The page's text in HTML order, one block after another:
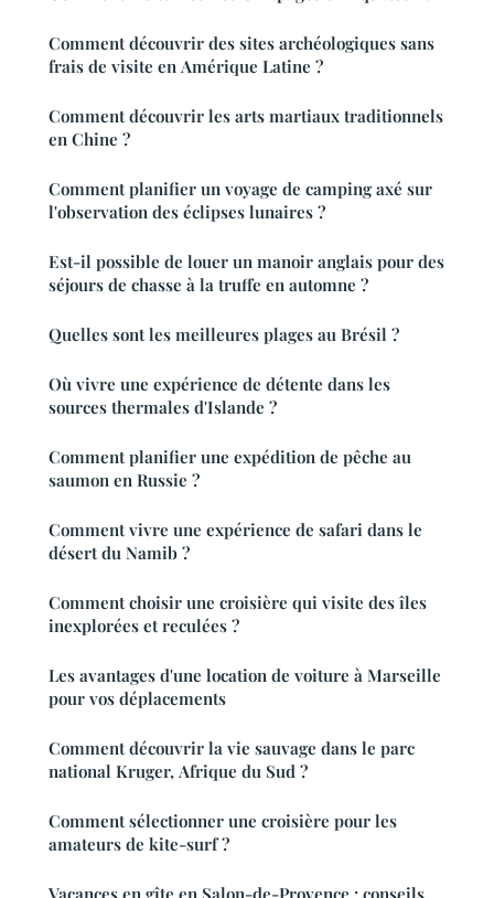
Comment découvrir des sites archéologiques sans
frais de visite en Amérique Latine ?
Comment découvrir les arts martiaux traditionnels
en Chine ?
Comment planifier un voyage de camping axé sur
l'observation des éclipses lunaires ?
Est-il possible de louer un manoir anglais pour des
séjours de chasse à la truffe en automne ?
Quelles sont les meilleures plages au Brésil ?
Où vivre une expérience de détente dans les
sources thermales d'Islande ?
Comment planifier une expédition de pêche au
saumon en Russie ?
Comment vivre une expérience de safari dans le
désert du Namib ?
Comment choisir une croisière qui visite des îles
inexplorées et reculées ?
Les avantages d'une location de voiture à Marseille
pour vos déplacements
Comment découvrir la vie sauvage dans le parc
national Kruger, Afrique du Sud ?
Comment sélectionner une croisière pour les
amateurs de kite-surf ?